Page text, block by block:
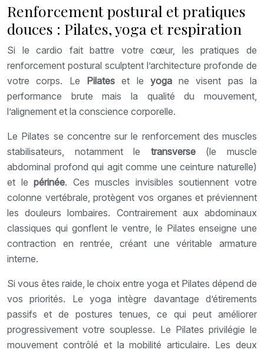
Renforcement postural et pratiques
douces : Pilates, yoga et respiration
Si le cardio fait battre votre cœur, les pratiques de
renforcement postural sculptent l’architecture profonde de
votre corps. Le Pilateset le yogane visent pas la
performance brute mais la qualité du mouvement,
l’alignement et la conscience corporelle.
Le Pilates se concentre sur le renforcement des muscles
stabilisateurs, notamment le transverse(le muscle
abdominal profond qui agit comme une ceinture naturelle)
et lepérinée. Ces muscles invisibles soutiennent votre
colonne vertébrale, protègent vos organes et préviennent
les douleurs lombaires. Contrairement aux abdominaux
classiques qui gonflent le ventre, le Pilates enseigne une
contraction en rentrée, créant une véritable armature
interne.
Si vous êtes raide, le choix entre yoga et Pilates dépend de
vos priorités. Le yoga intègre davantage d’étirements
passifs et de postures tenues, ce qui peut améliorer
progressivement votre souplesse. Le Pilates privilégie le
mouvement contrôlé et la mobilité articulaire. Les deux